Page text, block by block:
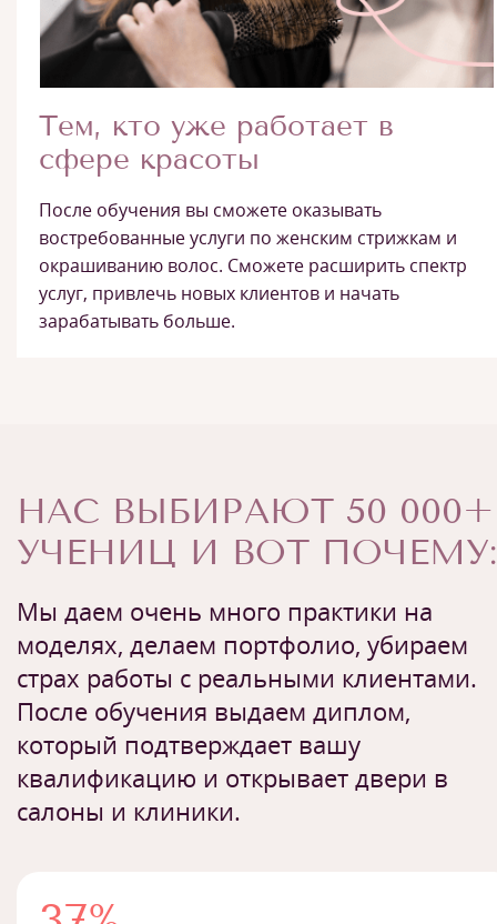
Тем, кто уже работает в
сфере красоты
После обучения вы сможете оказывать
востребованные услуги по женским стрижкам и
окрашиванию волос. Сможете расширить спектр
услуг, привлечь новых клиентов и начать
зарабатывать больше.
НАС ВЫБИРАЮТ 50 000+
УЧЕНИЦ И ВОТ ПОЧЕМУ:
Мы даем очень много практики на
моделях, делаем портфолио, убираем
страх работы с реальными клиентами.
После обучения выдаем диплом,
который подтверждает вашу
квалификацию и открывает двери в
салоны и клиники.